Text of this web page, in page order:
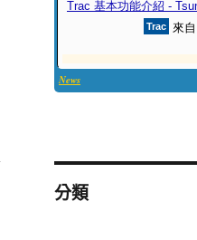
分類